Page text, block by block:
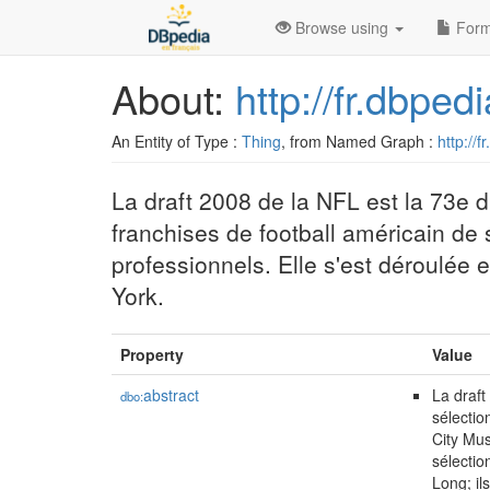
Browse using
About: http://
An Entity of Type : Thing, from Named Graph : http://
La draft 2008 de la NFL est la 73e
franchises de football américain
professionnels. Elle s'est déroulée
York.
Property Value
dbo:abstract
La
City
Long;